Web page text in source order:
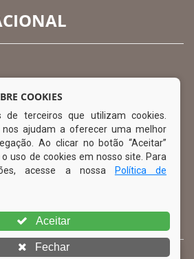
Cidadão – SIC
Licitação – CPL
PAGE
COOKIES
de terceiros que utilizam cookies.
nos ajudam a oferecer uma melhor
Ao clicar no botão “Aceitar”
uso de cookies em nosso site. Para
acesse a nossa
Política de
Aceitar
Fechar